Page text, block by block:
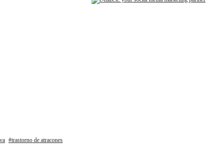
trastorno de atracones